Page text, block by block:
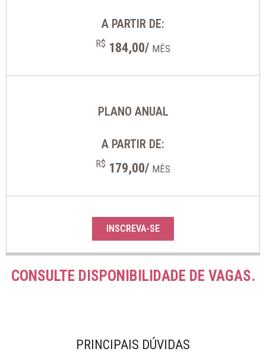
A PARTIR DE:
R$ 184,00/ MÊS
PLANO ANUAL
A PARTIR DE:
R$ 179,00/ MÊS
INSCREVA-SE
CONSULTE DISPONIBILIDADE DE VAGAS.
PRINCIPAIS DÚVIDAS